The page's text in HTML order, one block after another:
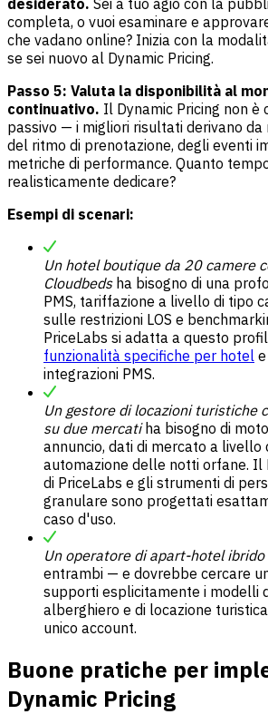
desiderato. Sei a tuo agio con la
completa, o vuoi esaminare e
che vadano online? Inizia con la
se sei nuovo al Dynamic Pricing.
Passo 5: Valuta la disponibilità al
continuativo. Il Dynamic Pricing non
passivo — i migliori risultati derivano
del ritmo di prenotazione, degli eventi
metriche di performance. Quanto
realisticamente dedicare?
Esempi di scenari:
Un hotel boutique da 20 camere
Cloudbedsha bisogno di una
PMS, tariffazione a livello di tipo
sulle restrizioni LOS e
PriceLabs si adatta a questo
funzionalità specifiche per hotel
integrazioni PMS.
Un gestore di locazioni turistiche
su due mercatiha bisogno di
annuncio, dati di mercato a livello
automazione delle notti orfane. Il
di PriceLabs e gli strumenti di
granulare sono progettati
caso d'uso.
Un operatore di apart-hotel ibrido
entrambi — e dovrebbe cercare
supporti esplicitamente i modelli
alberghiero e di locazione
unico account.
Buone pratiche per
Dynamic Pricing